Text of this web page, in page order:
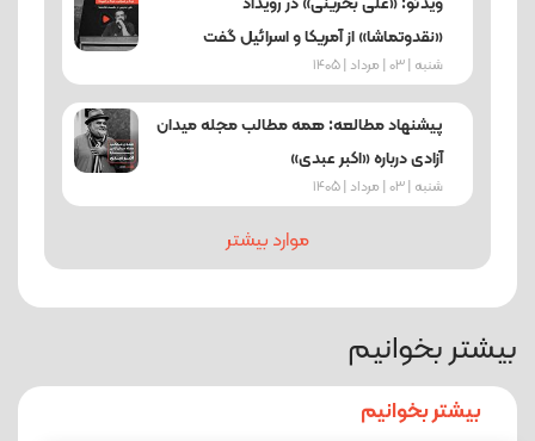
«نقدوتماشا» از آمریکا و اسرائیل گفت
شنبه | 03 | مرداد | 1405
پیشنهاد مطالعه: همه مطالب مجله میدان
آزادی درباره «اکبر عبدی»
شنبه | 03 | مرداد | 1405
موارد بیشتر
بیشتر بخوانیم
بیشتر بخوانیم